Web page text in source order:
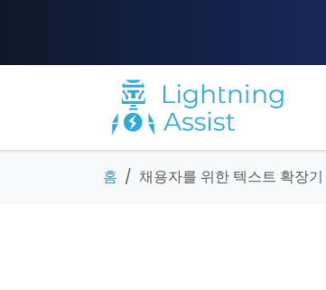
홈 채용자를 위한 텍스트 확장기